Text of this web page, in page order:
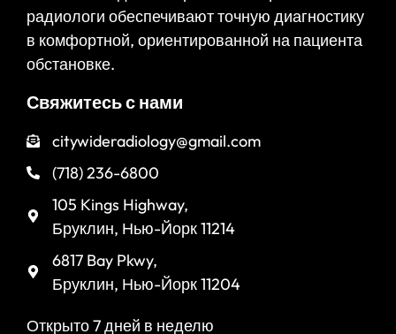
радиологи обеспечивают точную диагностику
в комфортной, ориентированной на пациента
обстановке.
Свяжитесь с нами
citywideradiology@gmail.com
(718) 236-6800
105 Kings Highway,
Бруклин, Нью-Йорк 11214
6817 Bay Pkwy,
Бруклин, Нью-Йорк 11204
Открыто 7 дней в неделю